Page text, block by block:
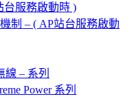
台服務啟動時 )
制 – ( AP站台服務啟動
線 – 系列
Power 系列